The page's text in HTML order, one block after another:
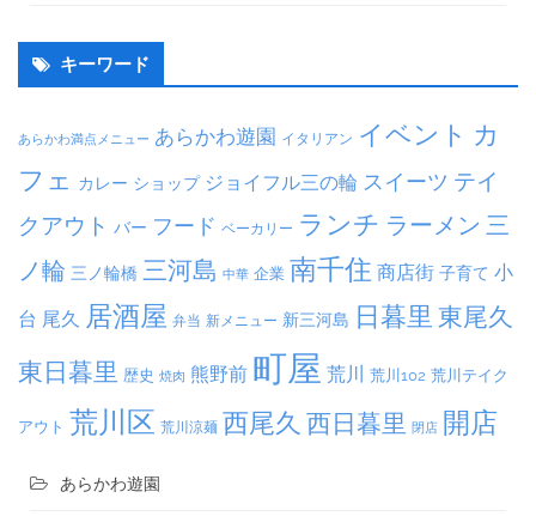
キーワード
あらかわ満点メニュー あらかわ遊園 イタリアン イベント カ
フェ カレー ショップ ジョイフル三の輪 スイーツ テイ
クアウト バー フード ベーカリー ランチ ラーメン 三
ノ輪 三ノ輪橋 三河島 中華 企業 南千住 商店街 子育て 小
台 尾久 居酒屋 弁当 新メニュー 新三河島 日暮里 東尾久
東日暮里 歴史 焼肉 熊野前 町屋 荒川 荒川102 荒川テイク
アウト 荒川区 荒川涼麺 西尾久 西日暮里 閉店 開店
あらかわ遊園